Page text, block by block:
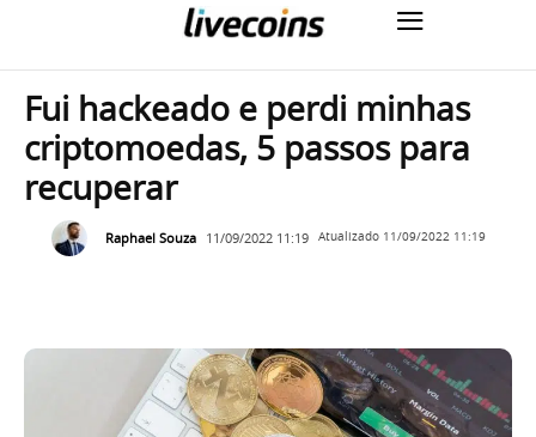
Fui hackeado e perdi minhas
criptomoedas, 5 passos para
recuperar
Raphael Souza 11/09/2022 11:19 Atualizado 11/09/2022 11:19